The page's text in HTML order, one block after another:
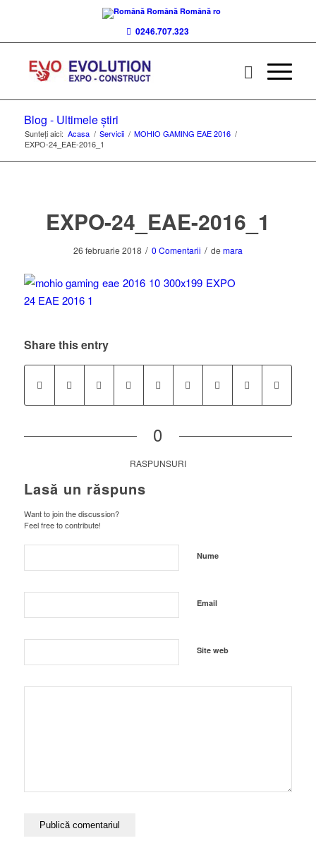
Română Română ro
0246.707.323
Blog - Ultimele știri
Sunteți aici: Acasa / Servicii / MOHIO GAMING EAE 2016 /
EXPO-24_EAE-2016_1
EXPO-24_EAE-2016_1
26 februarie 2018 / 0 Comentarii / demara
Share this entry
0
RASPUNSURI
Lasă un răspuns
Want to join the discussion?
Feel free to contribute!
Nume
Email
Site web